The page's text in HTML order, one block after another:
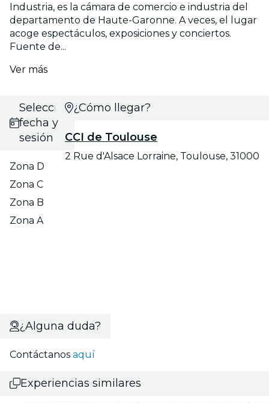
Industria, es la cámara de comercio e industria del
departamento de Haute-Garonne. A veces, el lugar
acoge espectáculos, exposiciones y conciertos.
Fuente de...
Ver más
Selecciona
fecha y
sesión
Zona D
Zona C
Zona B
Zona A
¿Cómo llegar?
CCI de Toulouse
2 Rue d'Alsace Lorraine, Toulouse, 31000
¿Alguna duda?
Contáctanos aquí
Experiencias similares